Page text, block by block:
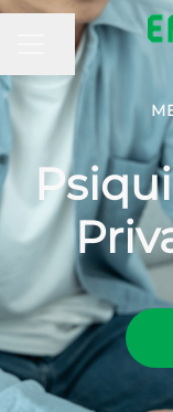
MENÚ DE
Compartir